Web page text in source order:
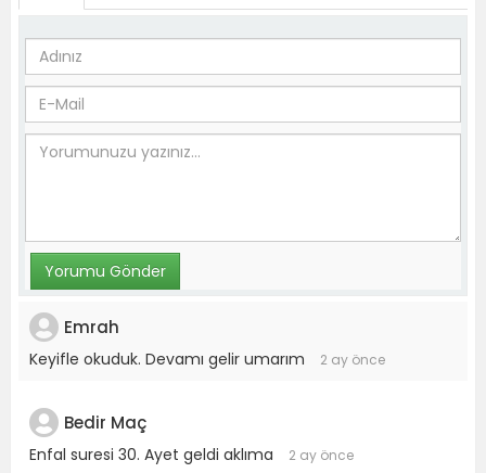
Emrah
Keyifle okuduk. Devamı gelir umarım 2 ay önce
Bedir Maç
Enfal suresi 30. Ayet geldi aklıma 2 ay önce